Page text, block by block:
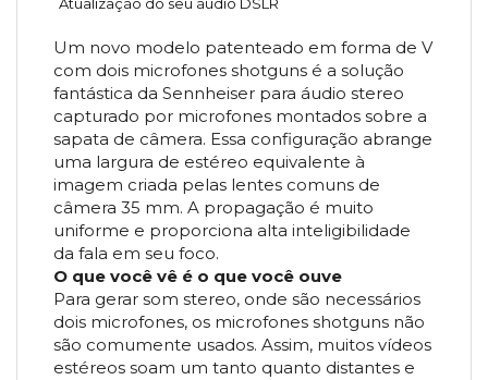
Um novo modelo patenteado em forma de V
com dois microfones shotguns é a solução
fantástica da Sennheiser para áudio stereo
capturado por microfones montados sobre a
sapata de câmera. Essa configuração abrange
uma largura de estéreo equivalente à
imagem criada pelas lentes comuns de
câmera 35 mm. A propagação é muito
uniforme e proporciona alta inteligibilidade
da fala em seu foco.
O que você vê é o que você ouve
Para gerar som stereo, onde são necessários
dois microfones, os microfones shotguns não
são comumente usados. Assim, muitos vídeos
estéreos soam um tanto quanto distantes e